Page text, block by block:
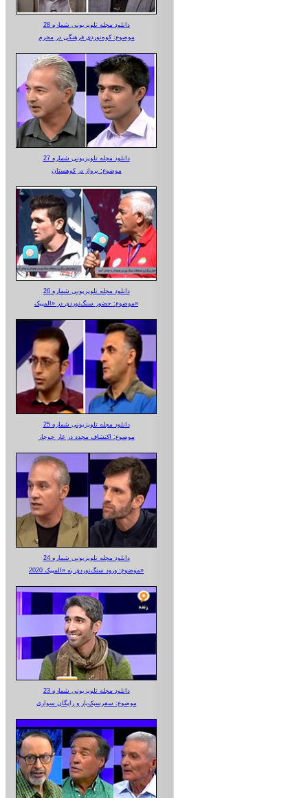
دانلود مجله تلویزیونی شماره 28
موضوع: کوه‌نوردی فرهنگی در محرم
دانلود مجله تلویزیونی شماره 27
موضوع: پرواز در کوهستان
دانلود مجله تلویزیونی شماره 26
موضوع: حضور سنگ‌نوردی در «المپیک»
دانلود مجله تلویزیونی شماره 25
موضوع: اکتشاف مجدد در غار جوجار
دانلود مجله تلویزیونی شماره 24
موضوع: ورود سنگ‌نوردی به «المپیک 2020»
دانلود مجله تلویزیونی شماره 23
موضوع: سفرسبک‌بار و رایگان سواری